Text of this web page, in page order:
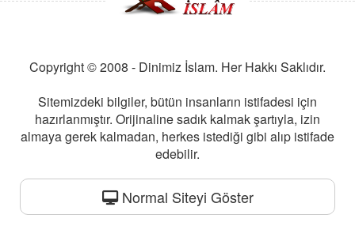
Copyright © 2008 - Dinimiz İslam. Her Hakkı Saklıdır.
Sitemizdeki bilgiler, bütün insanların istifadesi için
hazırlanmıştır. Orijinaline sadık kalmak şartıyla, izin
almaya gerek kalmadan, herkes istediği gibi alıp istifade
edebilir.
Normal Siteyi Göster